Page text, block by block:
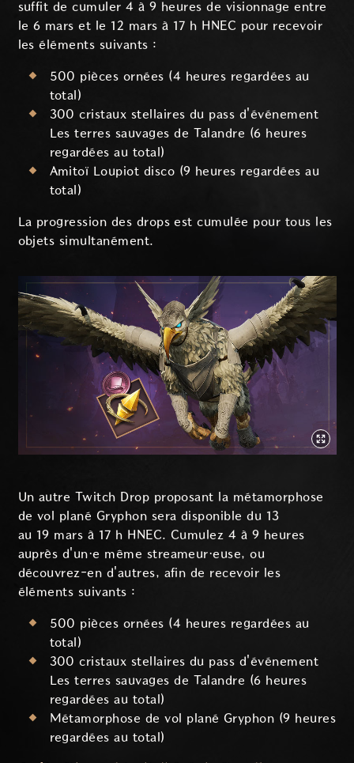
suffit de cumuler 4 à 9 heures de visionnage entre
le 6 mars et le 12 mars à 17 h HNEC pour recevoir
les éléments suivants :
500 pièces ornées (4 heures regardées au
total)
300 cristaux stellaires du pass d'événement
Les terres sauvages de Talandre (6 heures
regardées au total)
Amitoï Loupiot disco (9 heures regardées au
total)
La progression des drops est cumulée pour tous les
objets simultanément.
Un autre Twitch Drop proposant la métamorphose
de vol plané Gryphon sera disponible du 13
au 19 mars à 17 h HNEC. Cumulez 4 à 9 heures
auprès d'un·e même streameur·euse, ou
découvrez-en d'autres, afin de recevoir les
éléments suivants :
500 pièces ornées (4 heures regardées au
total)
300 cristaux stellaires du pass d'événement
Les terres sauvages de Talandre (6 heures
regardées au total)
Métamorphose de vol plané Gryphon (9 heures
regardées au total)